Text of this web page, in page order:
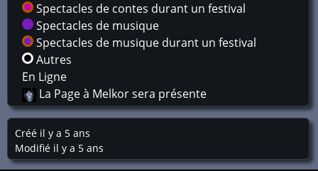
Spectacles de contes durant un festival
Spectacles de musique
Spectacles de musique durant un festival
Autres
En Ligne
La Page à Melkor sera présente
Créé il y a 5 ans
Modifié il y a 5 ans